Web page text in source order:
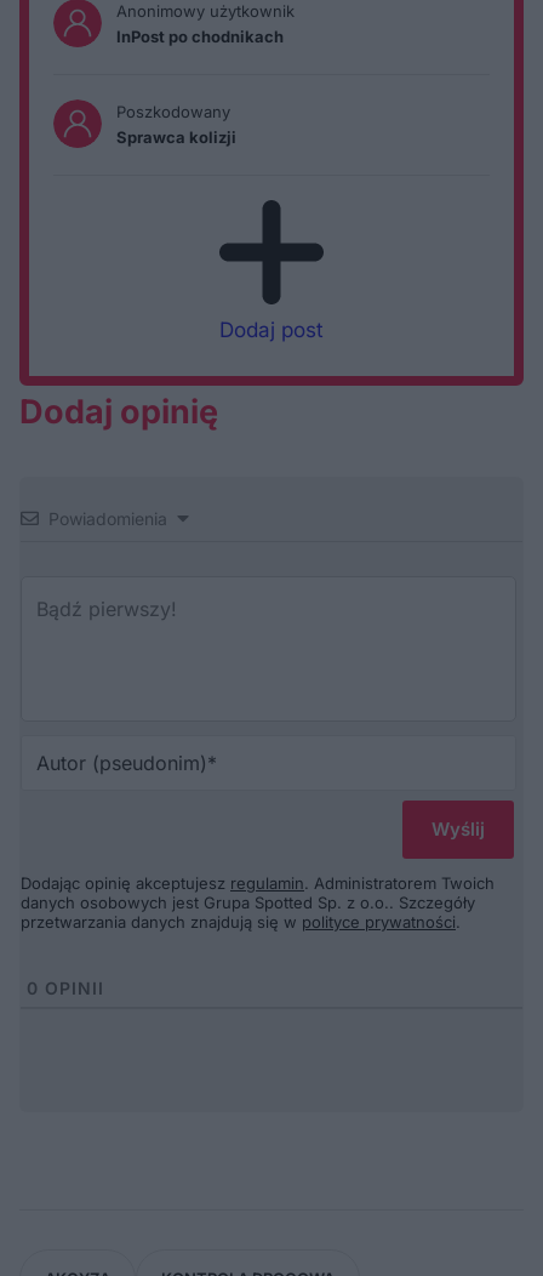
Anonimowy użytkownik
InPost po chodnikach
Poszkodowany
Sprawca kolizji
Dodaj post
Dodaj opinię
Powiadomienia
Dodając opinię akceptujesz regulamin. Administratorem Twoich
danych osobowych jest Grupa Spotted Sp. z o.o.. Szczegóły
przetwarzania danych znajdują się w polityce prywatności.
0 OPINII